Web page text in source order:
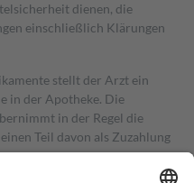
dienen, die
einschließlich Klärungen
stellt der Arzt ein
in der Apotheke. Die
in der Regel die
Teil davon als Zuzahlung
in Höhe von zehn